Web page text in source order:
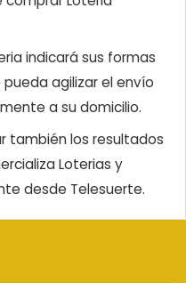
indicará sus formas
agilizar el envío
a su domicilio.
también los resultados
Loterias y
desde Telesuerte.